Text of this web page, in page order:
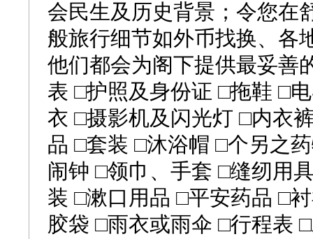
会民生及历史背景；令您在
般旅行细节如外币找换、各
他们都会为阁下提供最妥善
表 □护照及身份证 □拖鞋 □
衣 □摄影机及闪光灯 □内衣
品 □套装 □沐浴帽 □个另之
闹钟 □领巾、手套 □缝纫用
装 □漱口用品 □平安药品 □
胶袋 □雨衣或雨伞 □行程